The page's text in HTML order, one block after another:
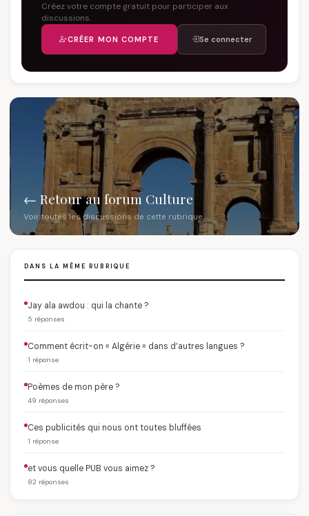
Créez votre compte gratuit pour participer aux
discussions.
CRÉER MON COMPTE Se connecter
← Retour au forum Culture
Voir toutes les discussions de cette rubrique
DANS LA MÊME RUBRIQUE
Jay ala awdou : qui la chante ?
5 réponses
Comment écrit-on « Algérie » dans d’autres langues ?
1 réponse
Poèmes de mon père ?
49 réponses
Ces publicités qui nous ont toutes bluffées
1 réponse
et vous quelle PUB vous aimez ?
82 réponses